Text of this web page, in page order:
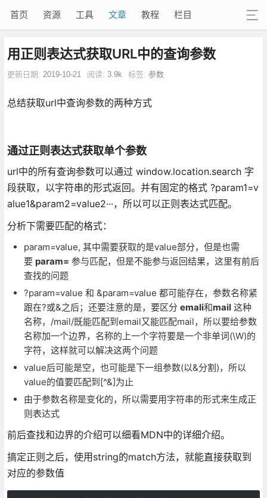
首页 资源 工具 文章 教程 栏目
用正则表达式获取URL中的查询参数
更新日期: 2019-10-21 阅读: 3.9k 标签: 参数
总结获取url中查询参数的两种方式
通过正则表达式获取单个参数
url中的所有查询参数可以通过 window.location.search 字
段获取，以字符串的形式返回。并有固定的格式 ?param1=v
alue1&param2=value2···，所以可以正则表达式匹配。
分析下需要匹配的格式：
param=value, 其中需要获取的是value部分，但是也需
要 param= 参与匹配，但是不能参与返回结果，这里有前后
查找的问题
?param=value 和 &param=value 都可能存在，参数名称紧
跟在?或&之后；还要注意的是，要区分 emali和mail这种
名称，/mail/既能匹配到email又能匹配mail，所以要给参数
名称加一个边界，名称的上一个字符要是一个非单词(\W)的
字符，这样就可以解决这两个问题
value后可能是空，也可能是下一组参数(以&分割)，所以
value的值要匹配到[^&]为止
由于参数名称是变化的，所以需要用字符串的形式来生成正
则表达式
前后查找和边界的介绍可以细看MDN中的详细介绍。
搞定正则之后，使用string的match方法，就能直接获取到
对应的参数值